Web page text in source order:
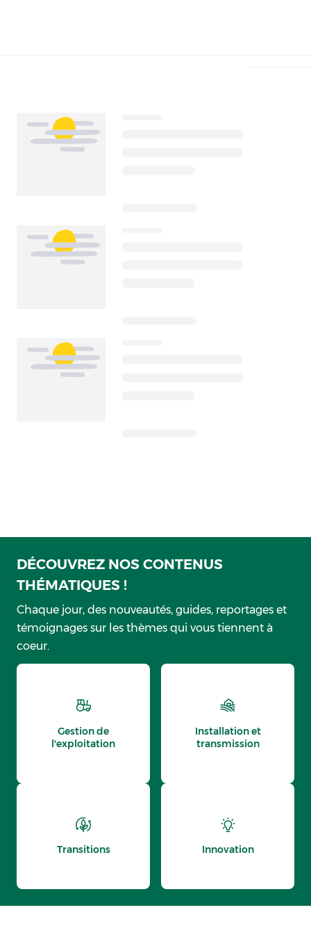
DÉCOUVREZ NOS CONTENUS
THÉMATIQUES !
Chaque jour, des nouveautés, guides, reportages et
témoignages sur les thèmes qui vous tiennent à
coeur.
Gestion de
l'exploitation
Installation et
transmission
Transitions Innovation